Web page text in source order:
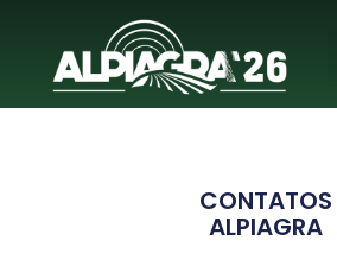
CONTATOS
ALPIAGRA